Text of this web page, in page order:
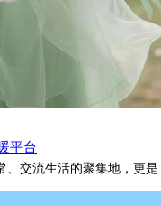
平台
、交流生活的聚集地，更是